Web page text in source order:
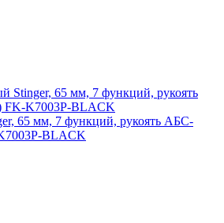
65 мм, 7 функций, рукоять АБС-
BLACK